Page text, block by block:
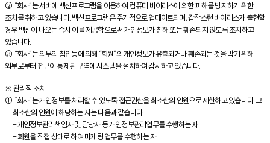
② “회사”는 서버에 백신프로그램을 이용하여 컴퓨터 바이러스에 의한 피해를 방지하기 위한
조치를 취하고 있습니다. 백신프로그램은 주기적으로 업데이트되며, 갑작스런 바이러스가 출현할
경우 백신이 나오는 즉시 이를 제공함으로써 개인정보가 침해 또는 훼손되지 않도록 조치하고
있습니다.
③ “회사”는 외부의 침입등에 의해 “회원”의 개인정보가 유출되거나 훼손되는 것을 막기 위해
외부로부터 접근이 통제된 구역에 시스템을 설치하여 감시하고 있습니다.
※ 관리적 조치
① “회사”는 개인정보를 처리할 수 있도록 접근권한을 최소한의 인원으로 제한하고 있습니다. 그
최소한의 인원에 해당하는 자는 다음과 같습니다.
- 개인정보관리책임자 및 담당자 등 개인정보관리업무를 수행하는 자
- 회원을 직접 상대로 하여 마케팅 업무를 수행하는 자